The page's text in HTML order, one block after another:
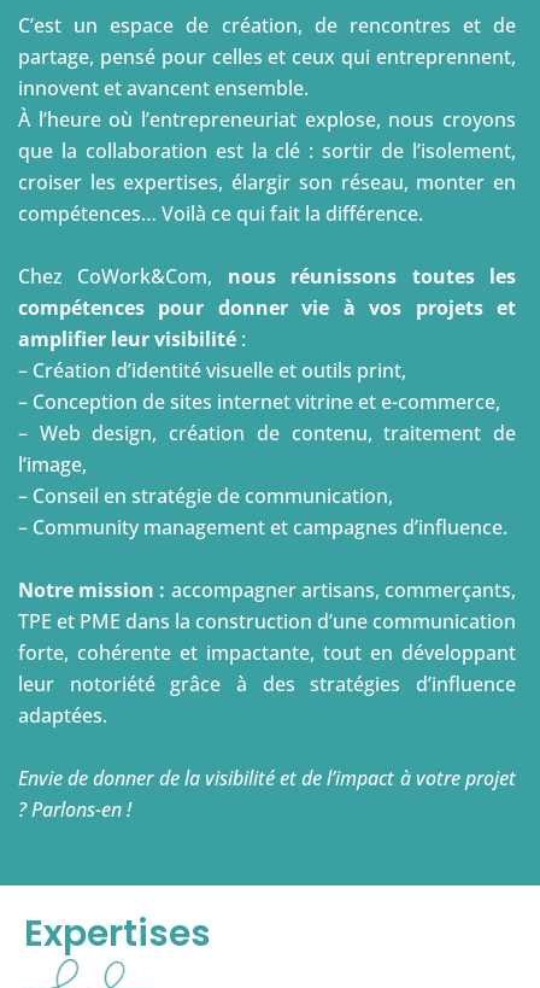
C’est un espace de création, de rencontres et de
partage, pensé pour celles et ceux qui entreprennent,
innovent et avancent ensemble.
À l’heure où l’entrepreneuriat explose, nous croyons
que la collaboration est la clé : sortir de l’isolement,
croiser les expertises, élargir son réseau, monter en
Chez CoWork&Com,nous réunissons toutes les
compétences pour donner vie à vos projets et
amplifier leur visibilité:
– Création d’identité visuelle et outils print,
– Conception de sites internet vitrine et e-commerce,
– Web design, création de contenu, traitement de
l’image,
– Conseil en stratégie de communication,
Notre mission :accompagner artisans, commerçants,
TPE et PME dans la construction d’une communication
forte, cohérente et impactante, tout en développant
leur notoriété grâce à des stratégies d’influence
Envie de donner de la visibilité et de l’impact à votre projet
Expertises